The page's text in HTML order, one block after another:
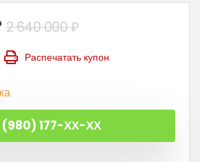
2 640 000₽Первоначальная
составляла
000 ₽.
Текущая
2
Распечатать купон
(980) 177-ХХ-ХХ